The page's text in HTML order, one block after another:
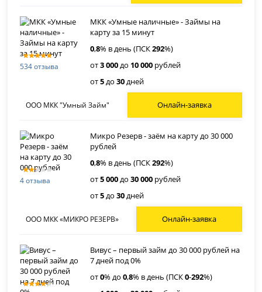
534 отзыва
МКК «Умные наличные» - Займы на
карту за 15 минут
0,8% в день (ПСК292%)
от3 000до 10 000 рублей
от5до30дней
ООО МКК "Умный Займ" Онлайн-заявка
4 отзыва
Микро Резерв - заём на карту до 30 000
рублей
0,8% в день (ПСК292%)
от5 000до30 000 рублей
от5до30дней
ООО МКК «МИКРО РЕЗЕРВ» Онлайн-заявка
Вивус – первый займ до 30 000 рублей на
7 дней под 0%
от0% до0,8% в день (ПСК0-292%)